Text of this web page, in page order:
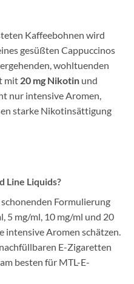
Kaffeebohnen wird
gesüßten Cappuccinos
wohltuenden
mit 20 mg Nikotin und
nur intensive Aromen,
starke Nikotinsättigung
Line Liquids?
Formulierung
5 mg/ml, 10 mg/ml und 20
intensive Aromen schätzen.
E-Zigaretten
besten für MTL-E-